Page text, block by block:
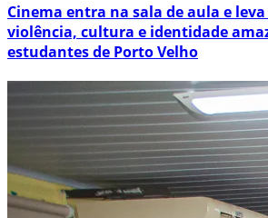
Cinema entra na sala de aula e
violência, cultura e identidade
estudantes de Porto Velho